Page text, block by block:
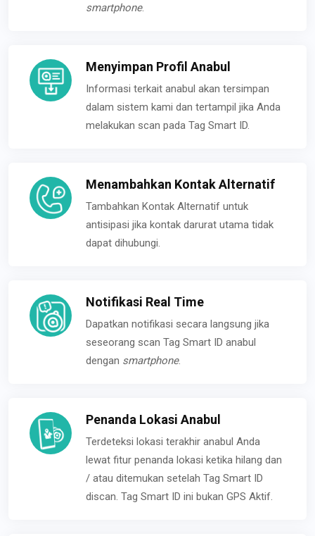
smartphone.
Menyimpan Profil Anabul
Informasi terkait anabul akan tersimpan
dalam sistem kami dan tertampil jika Anda
melakukan scan pada Tag Smart ID.
Menambahkan Kontak Alternatif
Tambahkan Kontak Alternatif untuk
antisipasi jika kontak darurat utama tidak
dapat dihubungi.
Notifikasi Real Time
Dapatkan notifikasi secara langsung jika
seseorang scan Tag Smart ID anabul
dengan smartphone.
Penanda Lokasi Anabul
Terdeteksi lokasi terakhir anabul Anda
lewat fitur penanda lokasi ketika hilang dan
/ atau ditemukan setelah Tag Smart ID
discan. Tag Smart ID ini bukan GPS Aktif.